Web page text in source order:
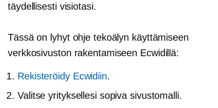
täydellisesti visiotasi.
Tässä on lyhyt ohje tekoälyn käyttämiseen
verkkosivuston rakentamiseen Ecwidillä:
Rekisteröidy Ecwidiin.
Valitse yrityksellesi sopiva sivustomalli.